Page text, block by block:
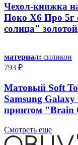
Чехол-книжка
Поко Х6 Про 5г
солнца" золотой
материал: силикон
793 ₽
Матовый Soft
Samsung Galaxy
принтом "Brain
Смотреть еще